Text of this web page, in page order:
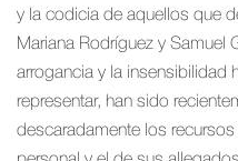
y la codicia de aquellos que
Mariana Rodríguez y Samuel
arrogancia y la insensibilidad
representar, han sido
descaradamente los